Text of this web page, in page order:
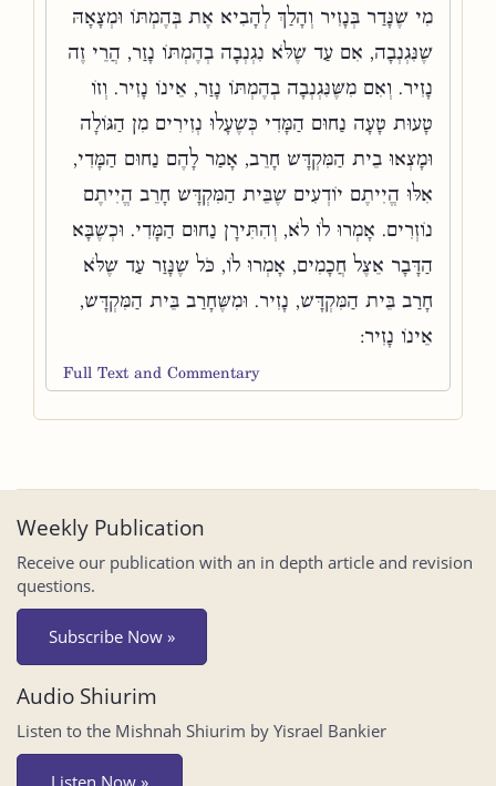
מִי שֶׁנָּדַר בְּנָזִיר וְהָלַךְ לְהָבִיא אֶת בְּהֶמְתּוֹ וּמְצָאָהּ
שֶׁנִּגְנְבָה, אִם עַד שֶׁלֹּא נִגְנְבָה בְהֶמְתּוֹ נָזַר, הֲרֵי זֶה
נָזִיר. וְאִם מִשֶּׁנִּגְנְבָה בְהֶמְתּוֹ נָזַר, אֵינוֹ נָזִיר. וְזוֹ
טָעוּת טָעָה נַחוּם הַמָּדִי כְּשֶׁעָלוּ נְזִירִים מִן הַגּוֹלָה
וּמָצְאוּ בֵית הַמִּקְדָּשׁ חָרֵב, אָמַר לָהֶם נַחוּם הַמָּדִי,
אִלּוּ הֱיִיתֶם יוֹדְעִים שֶׁבֵּית הַמִּקְדָּשׁ חָרֵב הֱיִיתֶם
נוֹזְרִים. אָמְרוּ לוֹ לֹא, וְהִתִּירָן נַחוּם הַמָּדִי. וּכְשֶׁבָּא
הַדָּבָר אֵצֶל חֲכָמִים, אָמְרוּ לוֹ, כֹּל שֶׁנָּזַר עַד שֶׁלֹּא
חָרַב בֵּית הַמִּקְדָּשׁ, נָזִיר. וּמִשֶּׁחָרַב בֵּית הַמִּקְדָּשׁ,
אֵינוֹ נָזִיר:
Full Text and Commentary
Weekly Publication
Receive our publication with an in depth article and revision
questions.
Subscribe Now »
Audio Shiurim
Listen to the Mishnah Shiurim by Yisrael Bankier
Listen Now »